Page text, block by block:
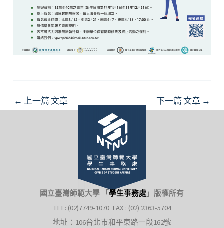
Post
← 上一篇 文章 下一篇 文章 →
國立臺灣師範大學 「 學生事務處 」 版權所有
TEL: (02)7749-1070 FAX : (02) 2363-5704
地址：106台北市和平東路一段162號